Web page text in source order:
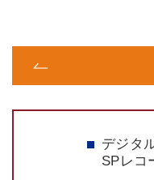
デジタ
SPレコ